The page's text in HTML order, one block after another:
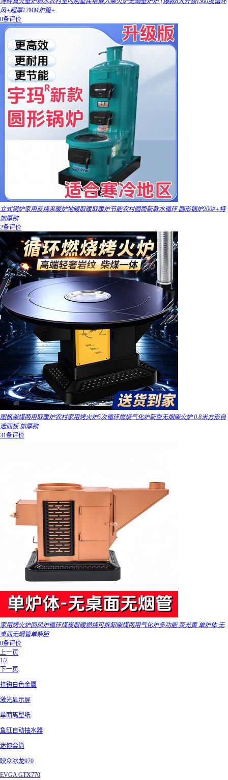
风+超厚12MM炉篦+
0条评价
立式锅炉家用反烧采暖炉地暖取暖取暖炉节能农村圆筒新款水循环 圆形锅炉200#+特
加厚款
2条评价
图枫柴煤两用取暖炉农村家用烤火炉5次循环燃烧气化炉新型无烟柴火炉 0.8米方形自
选面板 加厚款
31条评价
家用烤火炉回风炉循环煤炭取暖燃烧可拆卸柴煤两用气化炉多功能 荧光黄 单炉体 无
桌面无烟管单柴胆
0条评价
上一页
1/2
下一页
挂钩白色金属
激光显示屏
单面离型纸
鱼缸自动抽水器
迷你套筒
映众冰龙970
EVGA GTX770